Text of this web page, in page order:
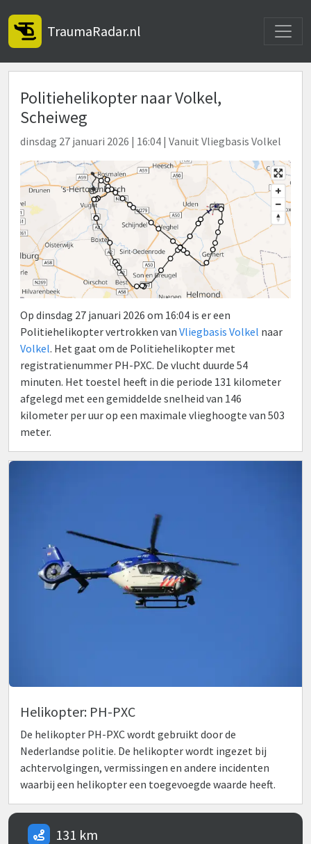
TraumaRadar.nl
Politiehelikopter naar Volkel,
Scheiweg
dinsdag 27 januari 2026 | 16:04 | Vanuit Vliegbasis Volkel
Op dinsdag 27 januari 2026 om 16:04 is er een
Politiehelikopter vertrokken van Vliegbasis Volkel naar
Volkel. Het gaat om de Politiehelikopter met
registratienummer PH-PXC. De vlucht duurde 54
minuten. Het toestel heeft in die periode 131 kilometer
afgelegd met een gemiddelde snelheid van 146
kilometer per uur op een maximale vlieghoogte van 503
meter.
Helikopter: PH-PXC
De helikopter PH-PXC wordt gebruikt door de
Nederlandse politie. De helikopter wordt ingezet bij
achtervolgingen, vermissingen en andere incidenten
waarbij een helikopter een toegevoegde waarde heeft.
131 km